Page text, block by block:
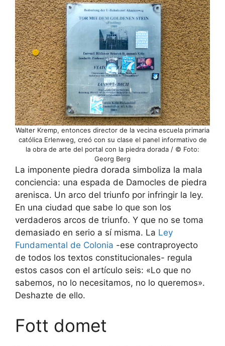
Walter Kremp, entonces director de la vecina escuela primaria
católica Erlenweg, creó con su clase el panel informativo de
la obra de arte del portal con la piedra dorada / © Foto:
Georg Berg
La imponente piedra dorada simboliza la mala
conciencia: una espada de Damocles de piedra
arenisca. Un arco del triunfo por infringir la ley.
En una ciudad que sabe lo que son los
verdaderos arcos de triunfo. Y que no se toma
demasiado en serio a sí misma. La Ley
Fundamental de Colonia -ese contraproyecto
de todos los textos constitucionales- regula
estos casos con el artículo seis: «Lo que no
sabemos, no lo necesitamos, no lo queremos».
Deshazte de ello.
Fott domet